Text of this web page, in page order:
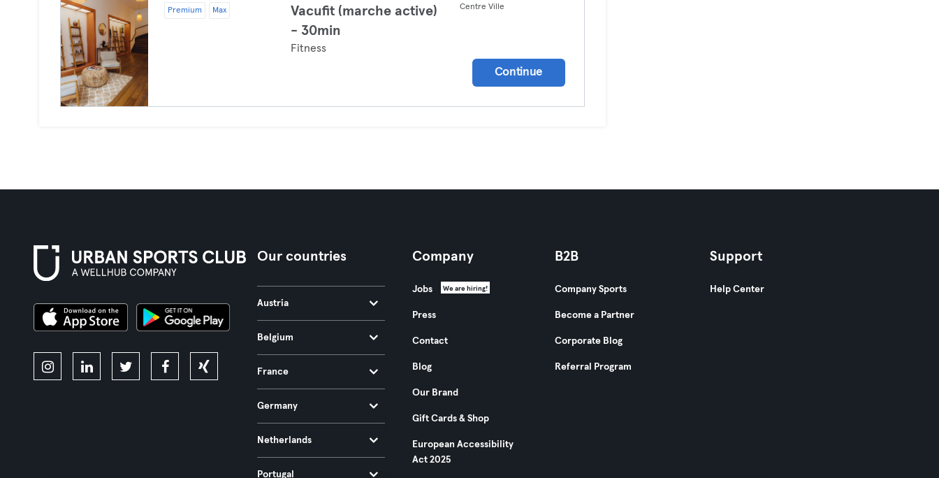
Premium Max
Vacufit (marche active)
- 30min
Fitness
Centre Ville
Continue
Our countries
Austria
Belgium
France
Germany
Netherlands
Portugal
Company
Jobs We are hiring!
Press
Contact
Blog
Our Brand
Gift Cards & Shop
European Accessibility
Act 2025
B2B
Company Sports
Become a Partner
Corporate Blog
Referral Program
Support
Help Center